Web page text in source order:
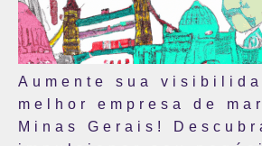
Aumente sua
melhor empresa de
Minas Gerais!